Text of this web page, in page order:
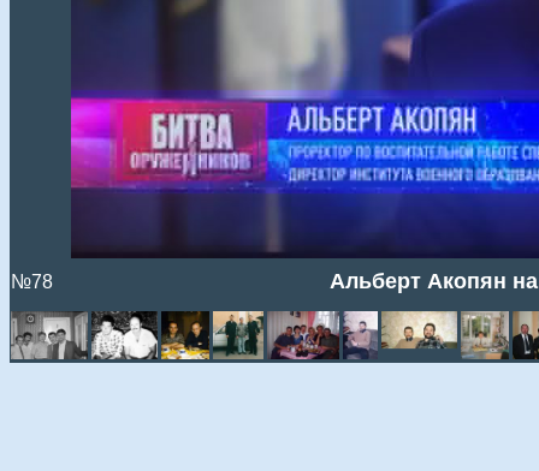
№78 Альберт Акопян